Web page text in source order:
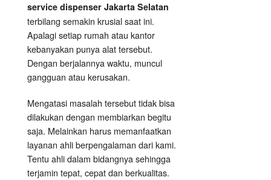
service dispenser Jakarta Selatan
terbilang semakin krusial saat ini.
Apalagi setiap rumah atau kantor
kebanyakan punya alat tersebut.
Dengan berjalannya waktu, muncul
gangguan atau kerusakan.
Mengatasi masalah tersebut tidak bisa
dilakukan dengan membiarkan begitu
saja. Melainkan harus memanfaatkan
layanan ahli berpengalaman dari kami.
Tentu ahli dalam bidangnya sehingga
terjamin tepat, cepat dan berkualitas.